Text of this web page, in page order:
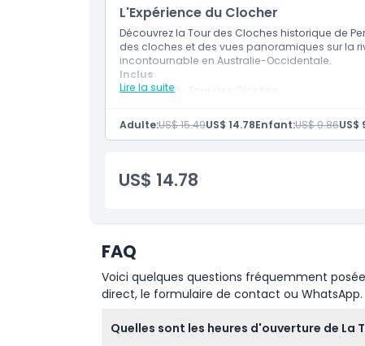
Heures d'ouverture
À savoir
Emplacement
Comment s'y rendre
Politique d'annulation
L'Expérience du Clocher
Découvrez la Tour des Cloches historique de
des cloches et des vues panoramiques sur la
incontournable en Australie-Occidentale.
Lire la suite
Inclus
Entrée à : Tour des Cloches
30 minutes d'expérience guidée et
Certificat de sonnerie des cloches
Adulte:US$ 15.49US$ 14.78Enfant:US$ 9.86US$
US$ 14.78
FAQ
Voici quelques questions fréquemment
direct, le formulaire de contact ou WhatsApp.
Quelles sont les heures d'ouverture de La